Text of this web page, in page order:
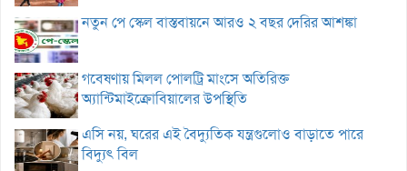
নতুন পে স্কেল বাস্তবায়নে আরও ২ বছর দেরির আশঙ্কা
গবেষণায় মিলল পোলট্রি মাংসে অতিরিক্ত
অ্যান্টিমাইক্রোবিয়ালের উপস্থিতি
এসি নয়, ঘরের এই বৈদ্যুতিক যন্ত্রগুলোও বাড়াতে পারে
বিদ্যুৎ বিল